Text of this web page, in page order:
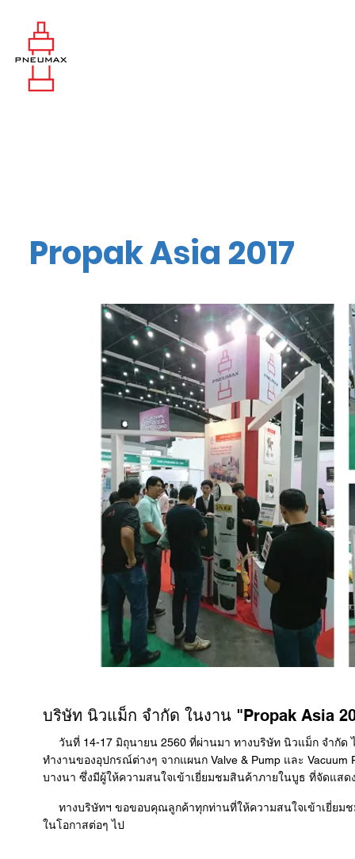
Propak Asia 2017
บริษัท นิวแม็ก จำกัด ในงาน "Propak Asia
วันที่ 14-17 มิถุนายน 2560 ที่ผ่านมา ทางบริษัท นิวแม็ก จำกัด
ทำงานของอุปกรณ์ต่างๆ จากแผนก Valve & Pump และ
บางนา ซึ่งมีผู้ให้ความสนใจเข้าเยี่ยมชมสินค้าภายในบูธ ที่จัดแสด
ทางบริษัทฯ ขอขอบคุณลูกค้าทุกท่านที่ให้ความสนใจเข้าเยี่ยมช
ในโอกาสต่อๆ ไป